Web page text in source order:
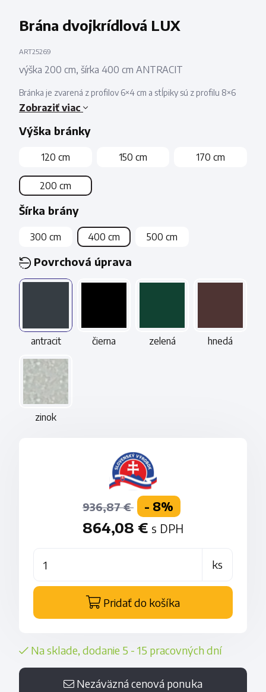
Brána dvojkrídlová LUX
ART25269
výška 200 cm, šírka 400 cm ANTRACIT
Zobraziť viac
Bránka je zvarená z profilov 6×4 cm a stĺpiky sú z profilu 8×6
cm.
krídlo brány s výplňou:
stredový zaisťovací kolík:
2ks
kľučka + plechový štítok:
zámok s vložkou:
doraz:
Výška bránky
120 cm 150 cm 170 cm
200 cm
Šírka brány
300 cm 400 cm 500 cm
Povrchová úprava
antracit čierna zelená hnedá
zinok
936,87 € - 8%
864,08 € s DPH
ks
Pridať do košíka
Na sklade, dodanie 5 - 15 pracovných dní
Nezáväzná cenová ponuka